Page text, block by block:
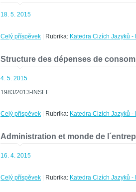
18. 5. 2015
Celý příspěvek Rubrika: Katedra Cizích Jazyků -
Structure des dépenses de
4. 5. 2015
1983/2013-INSEE
Celý příspěvek Rubrika: Katedra Cizích Jazyků -
Administration et monde de
16. 4. 2015
Celý příspěvek Rubrika: Katedra Cizích Jazyků -